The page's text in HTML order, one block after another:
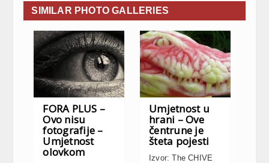
SIMILAR PHOTO GALLERIES
FORA PLUS –
Ovo nisu
fotografije –
Umjetnost
olovkom
Umjetnost u
hrani – Ove
čentrune je
šteta pojesti
Izvor: The CHIVE